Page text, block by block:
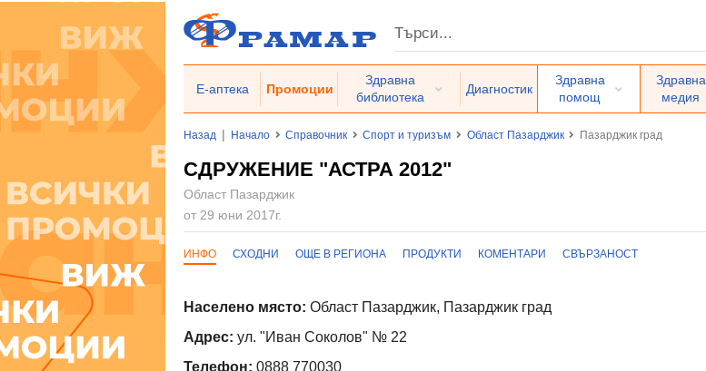
Е-аптека Промоции
Здравна
библиотека
Диагностик
Здравна
помощ
Здравна
медия
Назад | Начало Справочник Спорт и туризъм Област Пазарджик Пазарджик град
СДРУЖЕНИЕ "АСТРА 2012"
Област Пазарджик
от 29 юни 2017г.
ИНФО СХОДНИ ОЩЕ В РЕГИОНА ПРОДУКТИ КОМЕНТАРИ СВЪРЗАНОСТ
Населено място: Област Пазарджик, Пазарджик град
Адрес: ул. "Иван Соколов" № 22
Телефон: 0888 770030